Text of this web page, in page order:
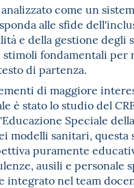
come un
alle sfide
e della gestione degli
stimoli fondamentali per
di partenza.
di maggiore
è stato lo studio del
Speciale
modelli sanitari, questa
puramente
ausili e personale
integrato nel team